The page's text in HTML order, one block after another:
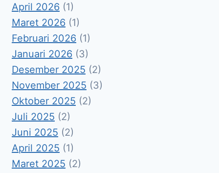
April 2026 (1)
Maret 2026 (1)
Februari 2026 (1)
Januari 2026 (3)
Desember 2025 (2)
November 2025 (3)
Oktober 2025 (2)
Juli 2025 (2)
Juni 2025 (2)
April 2025 (1)
Maret 2025 (2)